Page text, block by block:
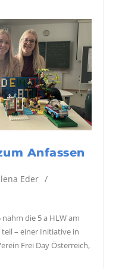
Anfassen
Eder
die 5 a HLW am
– einer Initiative in
Frei Day Österreich,